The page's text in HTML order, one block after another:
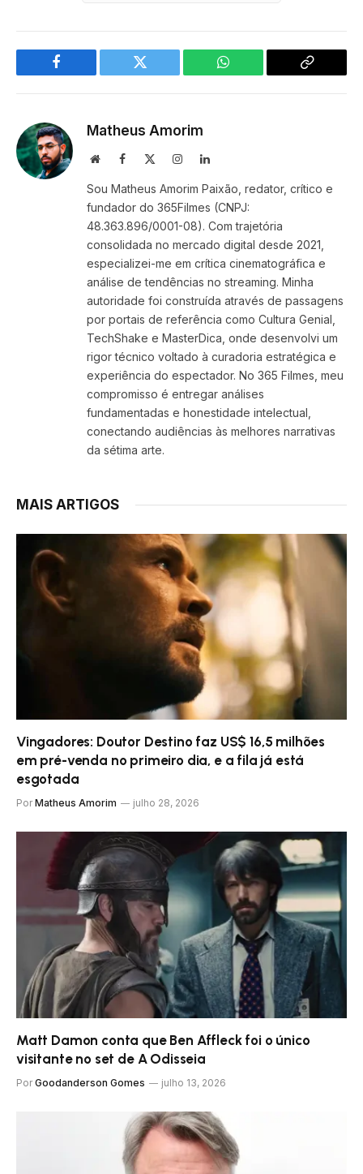
Facebook Twitter WhatsApp
Copy
Matheus Amorim
WebsiteFacebook InstagramLinkedIn
Sou Matheus Amorim Paixão, redator, crítico e
fundador do 365Filmes (CNPJ:
48.363.896/0001-08). Com trajetória
consolidada no mercado digital desde 2021,
especializei-me em crítica cinematográfica e
análise de tendências no streaming. Minha
autoridade foi construída através de passagens
por portais de referência como Cultura Genial,
TechShake e MasterDica, onde desenvolvi um
rigor técnico voltado à curadoria estratégica e
experiência do espectador. No 365 Filmes, meu
compromisso é entregar análises
fundamentadas e honestidade intelectual,
conectando audiências às melhores narrativas
da sétima arte.
MAIS ARTIGOS
Vingadores: Doutor Destino faz US$ 16,5 milhões
em pré-venda no primeiro dia, e a fila já está
esgotada
Por Matheus Amorim julho 28, 2026
Matt Damon conta que Ben Affleck foi o único
visitante no set de A Odisseia
Por Goodanderson Gomes julho 13, 2026